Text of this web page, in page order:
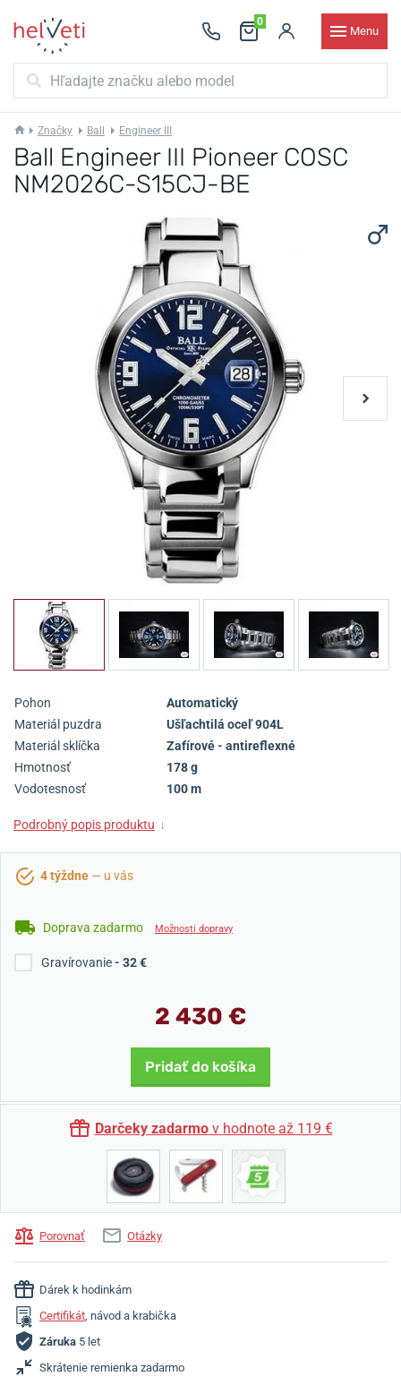
0
Menu
Značky Ball Engineer III
Ball Engineer III Pioneer COSC
NM2026C-S15CJ-BE
Pohon
Automatický
Materiál puzdra
Ušľachtilá oceľ 904L
Materiál sklíčka
Zafírové - antireflexné
Hmotnosť
178 g
Vodotesnosť
100 m
Podrobný popis produktu ↓
4 týždne — u vás
Doprava zadarmo Možnosti dopravy
Gravírovanie- 32 €
2 430 €
Pridať do košíka
Darčeky zadarmov hodnote až 119 €
Porovnať Otázky
Dárek k hodinkám
Certifikát, návod a krabička
Záruka 5 let
Skrátenie remienka zadarmo